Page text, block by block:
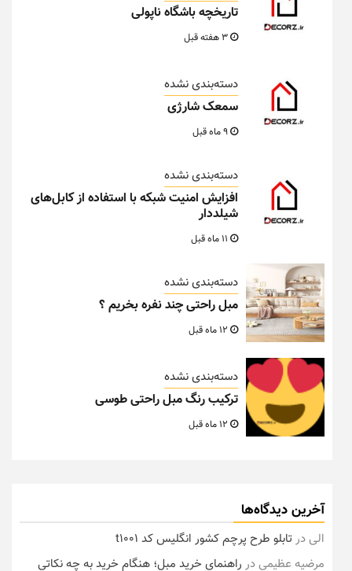
تاریخچه باشگاه ناپولی
دسته‌بندی نشده
سمعک شارژی
دسته‌بندی نشده
افزایش امنیت شبکه با استفاده از کابل‌های
شیلددار
دسته‌بندی نشده
مبل راحتی چند نفره بخریم ؟
دسته‌بندی نشده
ترکیب رنگ مبل راحتی طوسی
آخرین دیدگاه‌ها
الیدرتابلو طرح پرچم کشور انگلیس کد t1001
مرضیه عظیمیدر راهنمای خرید مبل؛ هنگام خرید به چه نکاتی